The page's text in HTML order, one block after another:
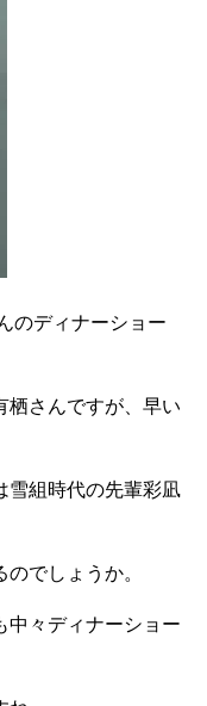
のディナーショー
栖さんですが、早い
雪組時代の先輩彩凪
でしょうか。
中々ディナーショー